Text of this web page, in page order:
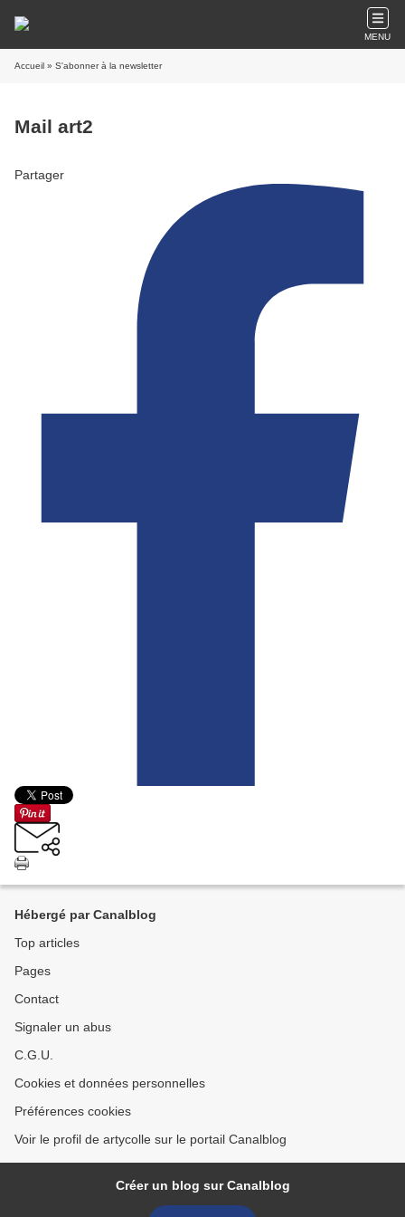
MENU
Accueil » S'abonner à la newsletter
Mail art2
Partager
Hébergé par Canalblog
Top articles
Pages
Contact
Signaler un abus
C.G.U.
Cookies et données personnelles
Préférences cookies
Voir le profil de artycolle sur le portail Canalblog
Créer un blog sur Canalblog